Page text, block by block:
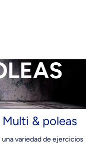
Multi & poleas
variedad de ejercicios